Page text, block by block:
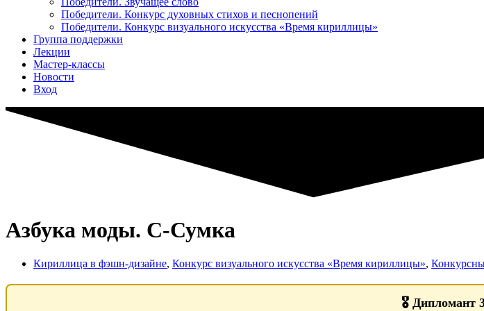
Победители. Конкурс духовных стихов и песнопений
Победители. Конкурс визуального искусства «Время кириллицы»
Группа поддержки
Лекции
Мастер-классы
Новости
Вход
Азбука моды. С-Сумка
Кириллица в фэшн-дизайне, Конкурс визуального искусства «Время кириллицы»,
🎖️ Дипломант